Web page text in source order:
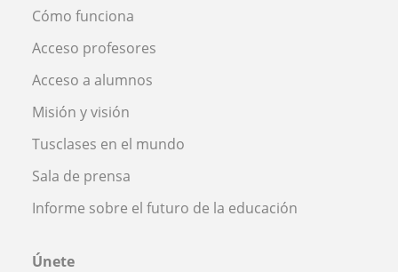
Cómo funciona
Acceso profesores
Acceso a alumnos
Misión y visión
Tusclases en el mundo
Sala de prensa
Informe sobre el futuro de la educación
Únete